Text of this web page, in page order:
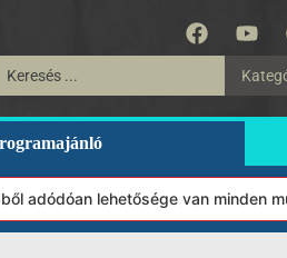
lehetősége van minden